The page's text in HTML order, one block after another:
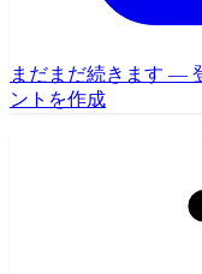
まだまだ続きます —
ントを作成